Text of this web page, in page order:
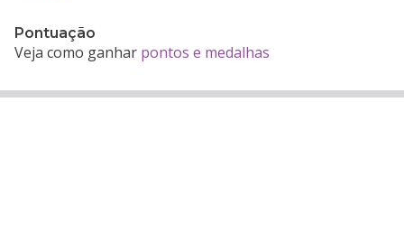
Pontuação
Veja como ganhar pontos e medalhas